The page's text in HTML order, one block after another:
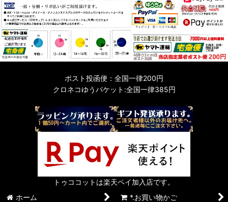
ポスト投函便：全国一律200円
クロネコゆうパケット:全国一律385円
トゥココットは楽天ペイ加入店です。
ホーム
*.お買い物かご